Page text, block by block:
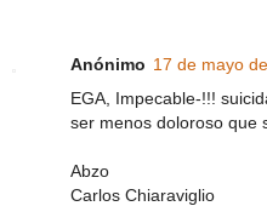
Anónimo 17 de mayo
EGA, Impecable-!!!
ser menos doloroso que
Abzo
Carlos Chiaraviglio